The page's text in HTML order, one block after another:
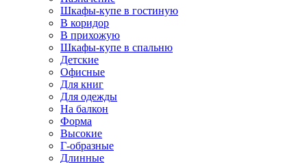
Шкафы-купе в гостиную
В коридор
В прихожую
Шкафы-купе в спальню
Детские
Офисные
Для книг
Для одежды
На балкон
Форма
Высокие
Г-образные
Длинные